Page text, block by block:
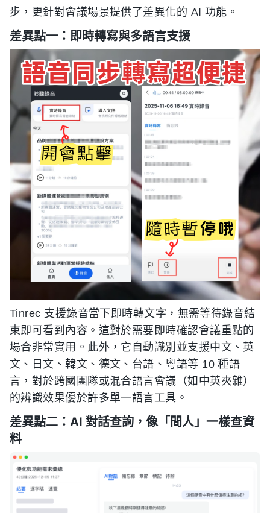
步，更針對會議場景提供了差異化的 AI 功能。
差異點一：即時轉寫與多語言支援
Tinrec 支援錄音當下即時轉文字，無需等待錄音結
束即可看到內容。這對於需要即時確認會議重點的
場合非常實用。此外，它自動識別並支援中文、英
文、日文、韓文、德文、台語、粵語等 10 種語
言，對於跨國團隊或混合語言會議（如中英夾雜）
的辨識效果優於許多單一語言工具。
差異點二：AI 對話查詢，像「問人」一樣查資
料